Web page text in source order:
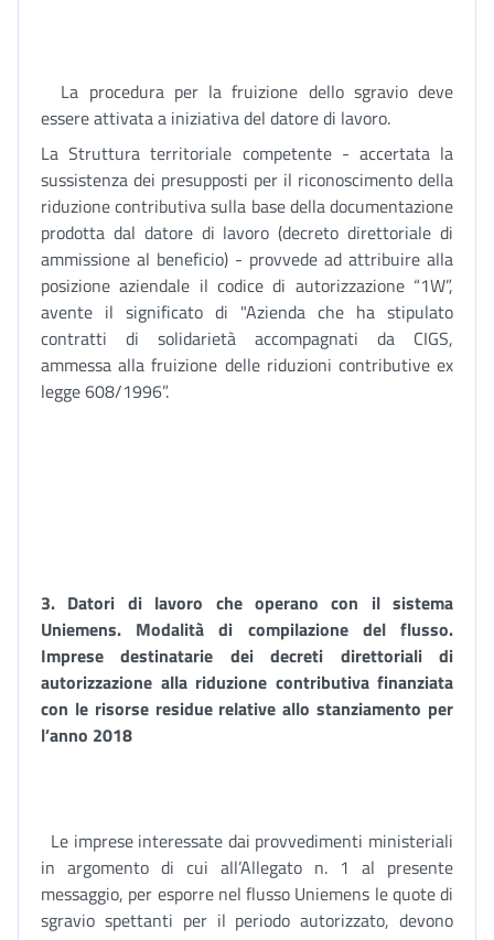
La procedura per la fruizione dello sgravio deve
essere attivata a iniziativa del datore di lavoro.
La Struttura territoriale competente - accertata la
sussistenza dei presupposti per il riconoscimento della
riduzione contributiva sulla base della documentazione
prodotta dal datore di lavoro (decreto direttoriale di
ammissione al beneficio) - provvede ad attribuire alla
posizione aziendale il codice di autorizzazione “1W”,
avente il significato di "Azienda che ha stipulato
contratti di solidarietà accompagnati da CIGS,
ammessa alla fruizione delle riduzioni contributive ex
legge 608/1996”.
3. Datori di lavoro che operano con il sistema
Uniemens. Modalità di compilazione del flusso.
Imprese destinatarie dei decreti direttoriali di
autorizzazione alla riduzione contributiva finanziata
con le risorse residue relative allo stanziamento per
l’anno 2018
Le imprese interessate dai provvedimenti ministeriali
in argomento di cui all’Allegato n. 1 al presente
messaggio, per esporre nel flusso Uniemens le quote di
sgravio spettanti per il periodo autorizzato, devono